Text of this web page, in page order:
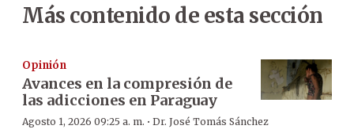
Más contenido de esta sección
Opinión
Avances en la compresión de
las adicciones en Paraguay
Agosto 1, 2026 09:25 a. m. · Dr. José Tomás Sánchez